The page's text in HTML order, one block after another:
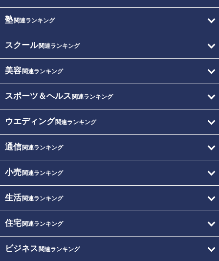
塾関連ランキング
スクール関連ランキング
美容関連ランキング
スポーツ＆ヘルス 関連ランキング
ウエディング関連ランキング
通信関連ランキング
小売関連ランキング
生活関連ランキング
住宅関連ランキング
ビジネス 関連ランキング